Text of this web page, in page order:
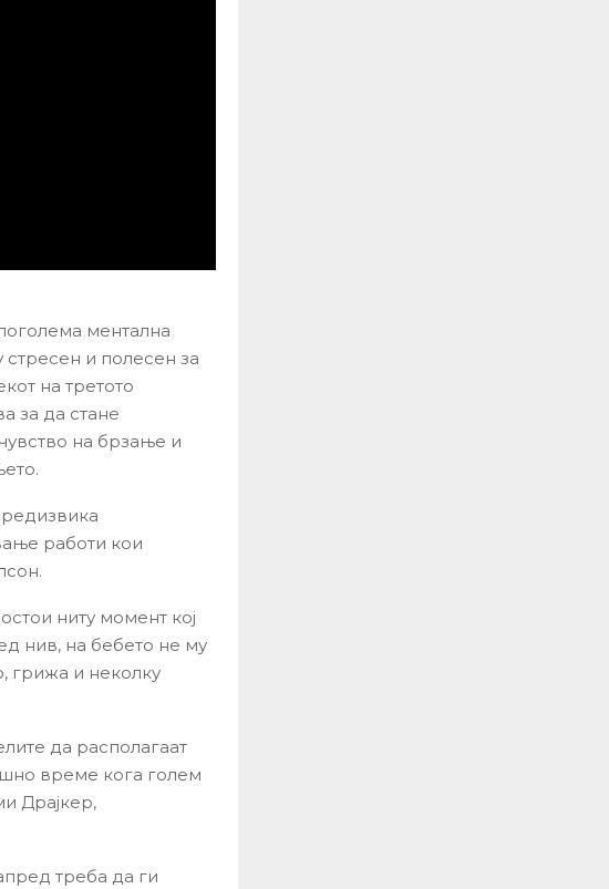
ментална
и полесен за
на третото
за да стане
на брзање и
работи кои
ниту момент кој
нив, на бебето не му
грижа и неколку
да располагаат
време кога голем
Драјкер,
треба да ги